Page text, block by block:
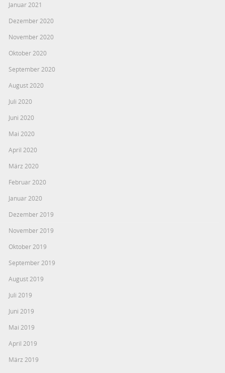
Januar 2021
Dezember 2020
November 2020
Oktober 2020
September 2020
August 2020
Juli 2020
Juni 2020
Mai 2020
April 2020
März 2020
Februar 2020
Januar 2020
Dezember 2019
November 2019
Oktober 2019
September 2019
August 2019
Juli 2019
Juni 2019
Mai 2019
April 2019
März 2019